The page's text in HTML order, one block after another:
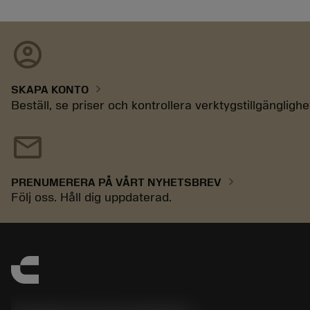
account_circle
SKAPA KONTO chevron_right
Beställ, se priser och kontrollera
mail
PRENUMERERA PÅ VÅRT NYHETSBREV chevron_right
Följ oss. Håll dig uppdaterad.